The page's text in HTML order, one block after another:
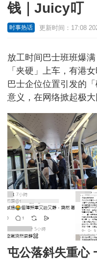
钱｜Juicy叮
时事热话 更新时间：17:08
放工时间巴士班班爆
「夹硬」上车，有港
巴士企位位置引发的
意义，在网络掀起极大
屯公落斜失重心